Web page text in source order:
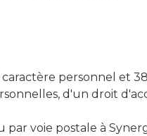
personnel et
d'un droit
voie postale à